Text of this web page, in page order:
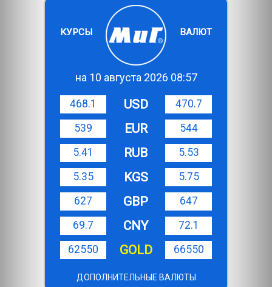
КУРСЫ ВАЛЮТ
на 10 августа 2026 08:57
468.1 USD
470.7
539
EUR
544
5.41
RUB
5.53
5.35
KGS
5.75
627
GBP
647
69.7
CNY
72.1
62550
GOLD 66550
ДОПОЛНИТЕЛЬНЫЕ ВАЛЮТЫ